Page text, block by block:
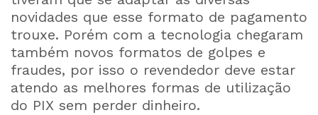
novidades que esse formato de pagamento
trouxe. Porém com a tecnologia chegaram
também novos formatos de golpes e
fraudes, por isso o revendedor deve estar
atendo as melhores formas de utilização
do PIX sem perder dinheiro.